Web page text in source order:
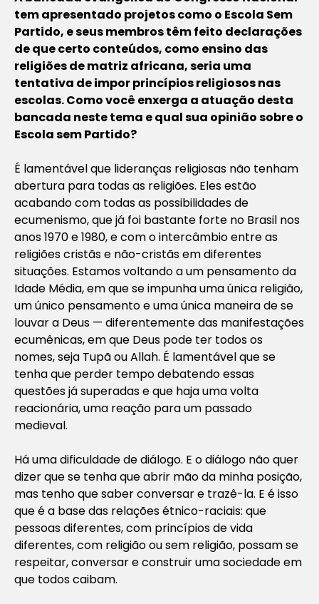
tem apresentado projetos como o Escola Sem
Partido, e seus membros têm feito declarações
de que certo conteúdos, como ensino das
religiões de matriz africana, seria uma
tentativa de impor princípios religiosos nas
escolas. Como você enxerga a atuação desta
bancada neste tema e qual sua opinião sobre o
Escola sem Partido?
É lamentável que lideranças religiosas não tenham
abertura para todas as religiões. Eles estão
acabando com todas as possibilidades de
ecumenismo, que já foi bastante forte no Brasil nos
anos 1970 e 1980, e com o intercâmbio entre as
religiões cristãs e não-cristãs em diferentes
situações. Estamos voltando a um pensamento da
Idade Média, em que se impunha uma única religião,
um único pensamento e uma única maneira de se
louvar a Deus — diferentemente das manifestações
ecumênicas, em que Deus pode ter todos os
nomes, seja Tupã ou Allah. É lamentável que se
tenha que perder tempo debatendo essas
questões já superadas e que haja uma volta
reacionária, uma reação para um passado
medieval.
Há uma dificuldade de diálogo. E o diálogo não quer
dizer que se tenha que abrir mão da minha posição,
mas tenho que saber conversar e trazê-la. E é isso
que é a base das relações étnico-raciais: que
pessoas diferentes, com princípios de vida
diferentes, com religião ou sem religião, possam se
respeitar, conversar e construir uma sociedade em
que todos caibam.